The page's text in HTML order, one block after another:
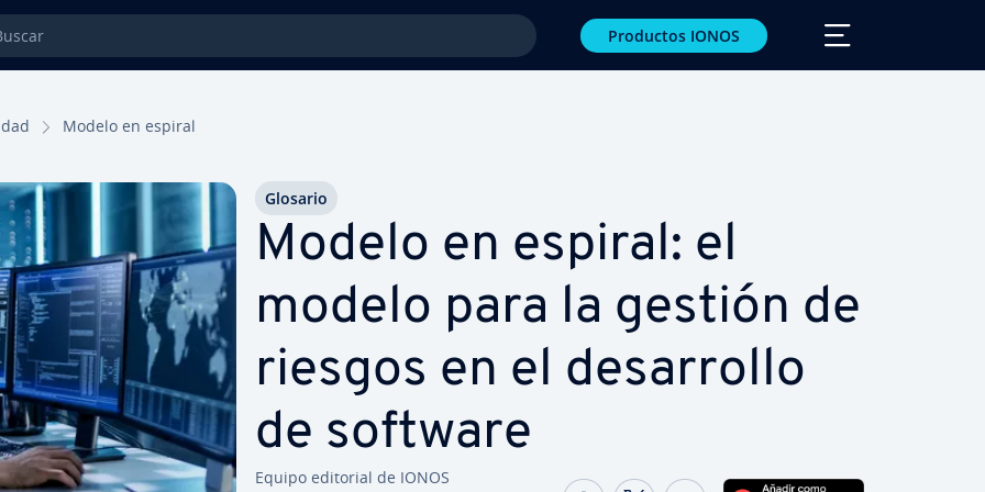
Productos IONOS
Modelo en espiral
Modelo en espiral: el
modelo para la gestión de
riesgos en el de­sa­rro­llo
de software
Equipo editorial de IONOS
Glosario